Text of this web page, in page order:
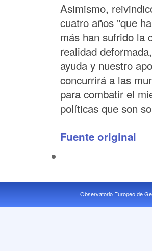
Asimismo,
cuatro años "que
más han sufrido la
realidad
ayuda y nuestro
concurrirá a las
para combatir el
políticas que son
Fuente original
Observatorio Europeo de